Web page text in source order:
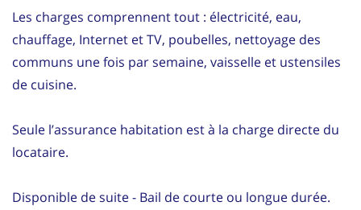
Les charges comprennent tout : électricité, eau,
chauffage, Internet et TV, poubelles, nettoyage des
communs une fois par semaine, vaisselle et ustensiles
de cuisine.
Seule l’assurance habitation est à la charge directe du
locataire.
Disponible de suite - Bail de courte ou longue durée.